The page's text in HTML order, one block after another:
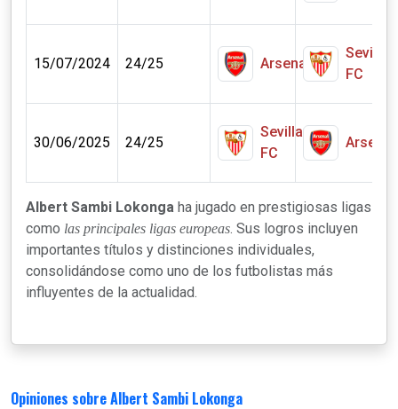
15/07/2024 24/25 Arsenal
Sevilla
FC
30/06/2025 24/25
Sevilla
FC
Arsenal
Albert Sambi Lokonga ha jugado en prestigiosas ligas
como las principales ligas europeas. Sus logros incluyen
importantes títulos y distinciones individuales,
consolidándose como uno de los futbolistas más
influyentes de la actualidad.
Opiniones sobre Albert Sambi Lokonga